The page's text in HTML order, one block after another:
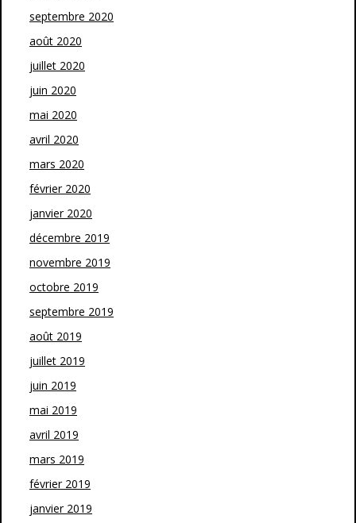
septembre 2020
août 2020
juillet 2020
juin 2020
mai 2020
avril 2020
mars 2020
février 2020
janvier 2020
décembre 2019
novembre 2019
octobre 2019
septembre 2019
août 2019
juillet 2019
juin 2019
mai 2019
avril 2019
mars 2019
février 2019
janvier 2019